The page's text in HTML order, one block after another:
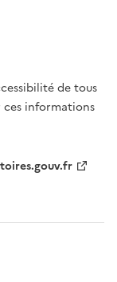
de tous
ces informations